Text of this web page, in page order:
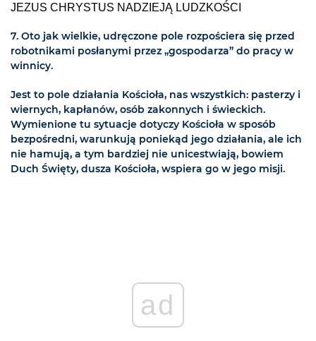
JEZUS CHRYSTUS NADZIEJĄ LUDZKOŚCI
7. Oto jak wielkie, udręczone pole rozpościera się przed
robotnikami posłanymi przez „gospodarza” do pracy w
winnicy.
Jest to pole działania Kościoła, nas wszystkich: pasterzy i
wiernych, kapłanów, osób zakonnych i świeckich.
Wymienione tu sytuacje dotyczy Kościoła w sposób
bezpośredni, warunkują poniekąd jego działania, ale ich
nie hamują, a tym bardziej nie unicestwiają, bowiem
Duch Święty, dusza Kościoła, wspiera go w jego misji.
ad